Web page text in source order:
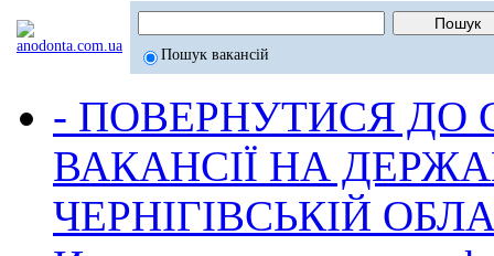
Пошук вакансій
- ПОВЕРНУТИСЯ ДО
ВАКАНСІЇ НА
ЧЕРНІГІВСЬКІЙ